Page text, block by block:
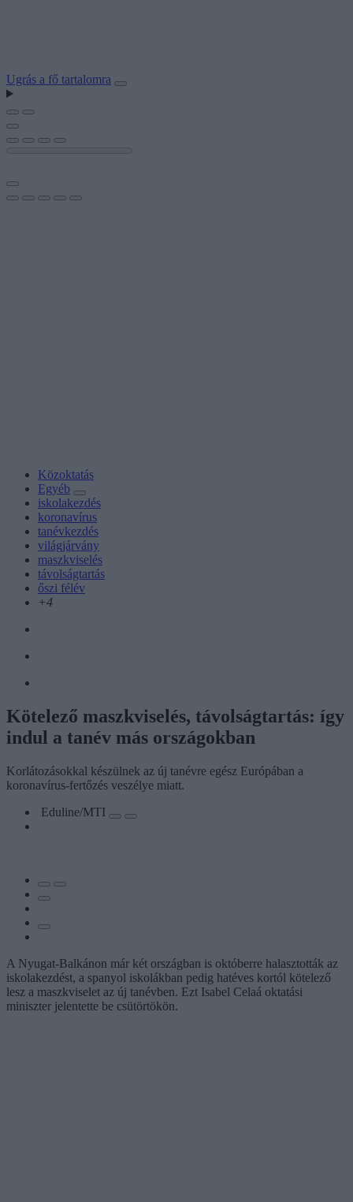
Ugrás a fő tartalomra
Közoktatás
Egyéb
iskolakezdés
koronavírus
tanévkezdés
világjárvány
maszkviselés
távolságtartás
őszi félév
+4
Kötelező maszkviselés, távolságtartás: így
indul a tanév más országokban
Korlátozásokkal készülnek az új tanévre egész Európában a
koronavírus-fertőzés veszélye miatt.
Eduline/MTI
A Nyugat-Balkánon már két országban is októberre halasztották az
iskolakezdést, a spanyol iskolákban pedig hatéves kortól kötelező
lesz a maszkviselet az új tanévben. Ezt Isabel Celaá oktatási
miniszter jelentette be csütörtökön.